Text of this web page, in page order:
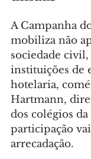
A Campanha
mobiliza não
sociedade
instituições de
hotelaria,
Hartmann,
dos colégios
participação
arrecadação.